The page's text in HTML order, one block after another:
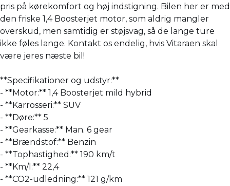
pris på kørekomfort og høj indstigning. Bilen her er med
den friske 1,4 Boosterjet motor, som aldrig mangler
overskud, men samtidig er støjsvag, så de lange ture
ikke føles lange. Kontakt os endelig, hvis Vitaraen skal
være jeres næste bil!
**Specifikationer og udstyr:**
- **Motor:** 1,4 Boosterjet mild hybrid
- **Karrosseri:** SUV
- **Døre:** 5
- **Gearkasse:** Man. 6 gear
- **Brændstof:** Benzin
- **Tophastighed:** 190 km/t
- **Km/l:** 22,4
- **CO2-udledning:** 121 g/km